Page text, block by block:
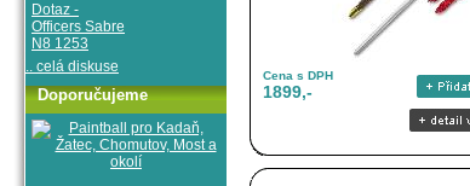
Cena s DPH
1899,-
Dotaz -
Officers Sabre
N8 1253
.. celá diskuse
Doporučujeme